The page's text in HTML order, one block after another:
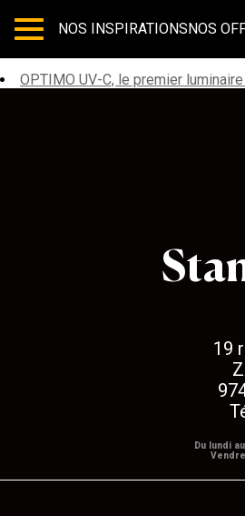
NOS INSPIRATIONSNOS
Les articles avec
OPTIMO UV-C, le premier
19
Du lundi